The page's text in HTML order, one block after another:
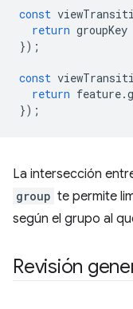
const
return groupKey
});
const
return feature.
});
La intersección
group te permite
según el grupo al
Revisión